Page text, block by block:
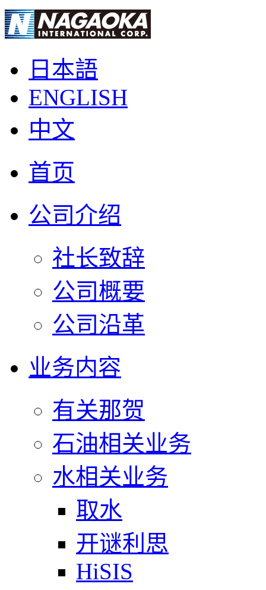
日本語
ENGLISH
中文
首页
公司介绍
社长致辞
公司概要
公司沿革
业务内容
有关那贺
石油相关业务
水相关业务
取水
开谜利思
HiSIS